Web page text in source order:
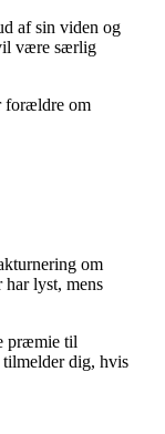
af sin viden og
være særlig
forældre om
om
har lyst, mens
præmie til
dig, hvis